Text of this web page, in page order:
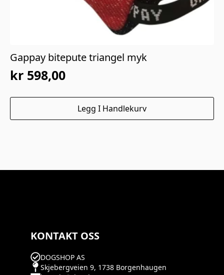
Gappay bitepute triangel myk
kr 598,00
Legg I Handlekurv
KONTAKT OSS
DOGSHOP AS
Skjebergveien 9, 1738 Borgenhaugen